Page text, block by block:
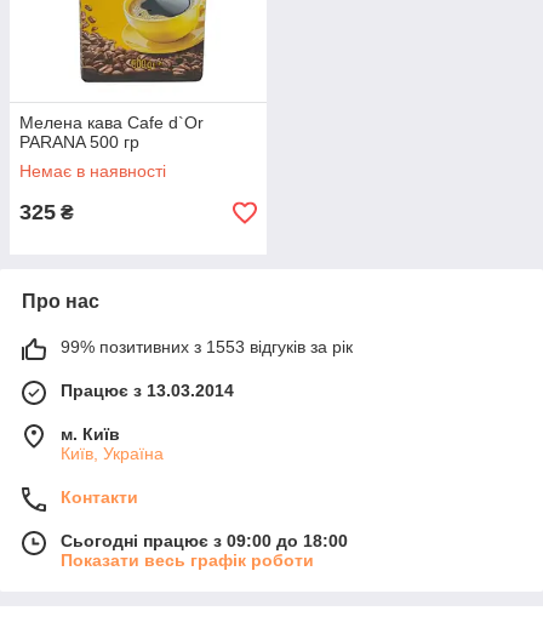
Мелена кава Cafe d`Or
PARANA 500 гр
Немає в наявності
325 ₴
Про нас
99% позитивних з 1553 відгуків за рік
Працює з 13.03.2014
м. Київ
Київ, Україна
Контакти
Сьогодні працює з 09:00 до 18:00
Показати весь графік роботи